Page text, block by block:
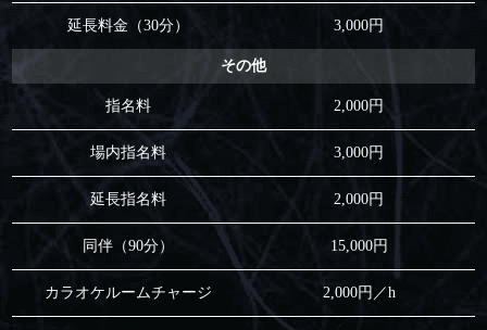
延長料金（30分） 3,000円
その他
指名料 2,000円
場内指名料 3,000円
延長指名料 2,000円
同伴（90分） 15,000円
カラオケルームチャージ 2,000円／h